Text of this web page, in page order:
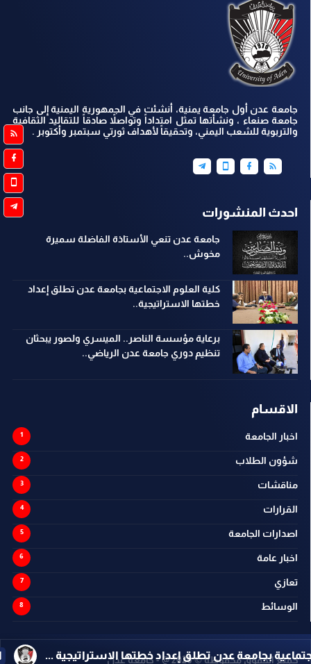
تطلق إعداد خطتها الاستراتيجية ... اخبار الجامعة
جامعة عدن أول جامعة يمنية، أنشئت في الجمهورية اليمنية إلى جانب
جامعة صنعاء ، ونشأتها تمثل امتداداً وتواصلاً صادقاً للتقاليد الثقافية
والتربوية للشعب اليمني، وتحقيقاً لأهداف ثورتي سبتمبر وأكتوبر .
احدث المنشورات
جامعة عدن تنعي الأستاذة الفاضلة سميرة
مخوش..
كلية العلوم الاجتماعية بجامعة عدن تطلق إعداد
خطتها الاستراتيجية..
برعاية مؤسسة الناصر.. الميسري ولصور يبحثان
تنظيم دوري جامعة عدن الرياضي..
الاقسام
اخبار الجامعة
شؤون الطلاب
مناقشات
القرارات
اصدارات الجامعة
اخبار عامة
تعازي
الوسائط
جميع الحقوق محفوظة ©2026@ - جامعة عدن